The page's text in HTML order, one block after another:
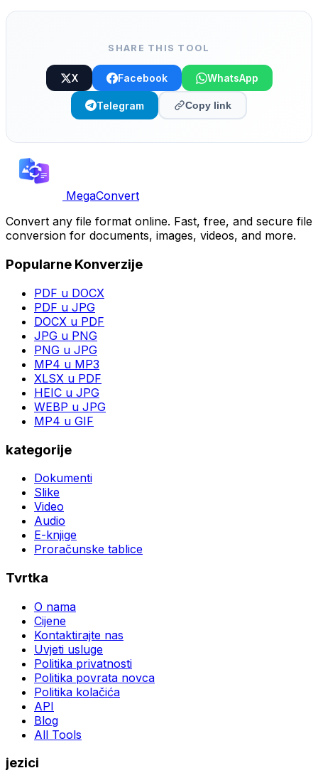
SHARE THIS TOOL
X Facebook WhatsApp
Telegram Copy link
MegaConvert
Convert any file format online. Fast, free, and secure file
conversion for documents, images, videos, and more.
Popularne Konverzije
PDF u DOCX
PDF u JPG
DOCX u PDF
JPG u PNG
PNG u JPG
MP4 u MP3
XLSX u PDF
HEIC u JPG
WEBP u JPG
MP4 u GIF
kategorije
Dokumenti
Slike
Video
Audio
E-knjige
Proračunske tablice
Tvrtka
O nama
Cijene
Kontaktirajte nas
Uvjeti usluge
Politika privatnosti
Politika povrata novca
Politika kolačića
API
Blog
All Tools
jezici